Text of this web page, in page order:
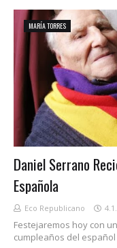
MARÍA TORRES
Daniel Serrano
Española
Eco Republicano
Festejaremos hoy con
cumpleaños del